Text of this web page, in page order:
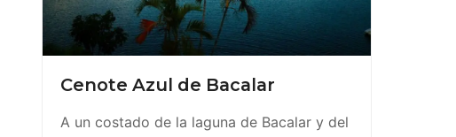
Cenote Azul de Bacalar
A un costado de la laguna de Bacalar y del